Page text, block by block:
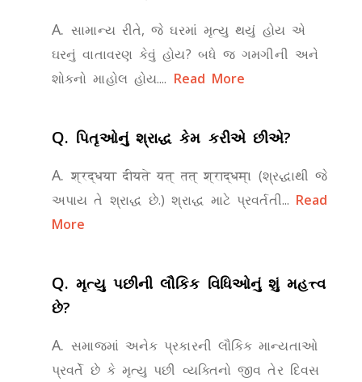
A.સામાન્ય રીતે, જે ઘરમાં મૃત્યુ થયું હોય એ
ઘરનું વાતાવરણ કેવું હોય? બધે જ ગમગીની અને
શોકનો માહોલ હોય.... Read More
Q. પિતૃઓનું શ્રાદ્ધ કેમ કરીએ છીએ?
A.श्रद्धया दीयते यत् तत् श्राद्धम्। (શ્રદ્ધાથી જે
અપાય તે શ્રાદ્ધ છે.) શ્રાદ્ધ માટે પ્રવર્તતી... Read
More
Q.મૃત્યુ પછીની લૌકિક વિધિઓનું શું મહત્ત્વ
છે?
A.સમાજમાં અનેક પ્રકારની લૌકિક માન્યતાઓ
પ્રવર્તે છે કે મૃત્યુ પછી વ્યક્તિનો જીવ તેર દિવસ